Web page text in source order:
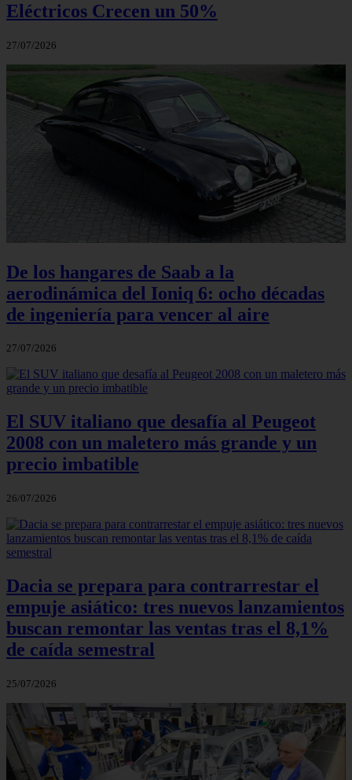
Eléctricos Crecen un 50%
27/07/2026
De los hangares de Saab a la
aerodinámica del Ioniq 6: ocho décadas
de ingeniería para vencer al aire
27/07/2026
El SUV italiano que desafía al Peugeot
2008 con un maletero más grande y un
precio imbatible
26/07/2026
Dacia se prepara para contrarrestar el
empuje asiático: tres nuevos lanzamientos
buscan remontar las ventas tras el 8,1%
de caída semestral
25/07/2026